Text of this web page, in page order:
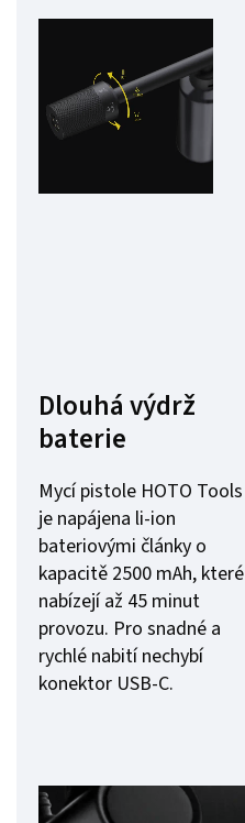
Dlouhá výdrž
baterie
Mycí pistole HOTO Tools
je napájena li-ion
bateriovými články o
kapacitě 2500 mAh, které
nabízejí až 45 minut
provozu. Pro snadné a
rychlé nabití nechybí
konektor USB-C.